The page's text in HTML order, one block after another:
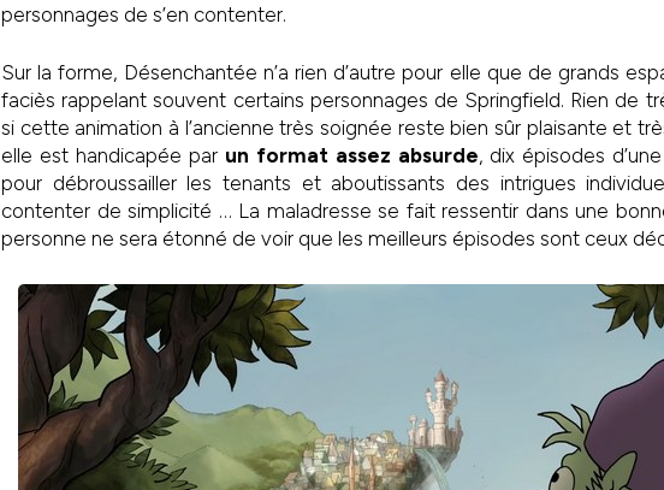
personnages de s’en contenter.
Sur la forme, Désenchantée n’a rien d’autre pour elle que de grands
faciès rappelant souvent certains personnages de Springfield. Rien de
si cette animation à l’ancienne très soignée reste bien sûr plaisante et
elle est handicapée par un format assez absurde, dix épisodes
pour débroussailler les tenants et aboutissants des intrigues
contenter de simplicité … La maladresse se fait ressentir dans une
personne ne sera étonné de voir que les meilleurs épisodes sont ceux